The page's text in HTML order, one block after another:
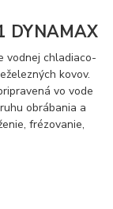
DYNAMAX
vodnej chladiaco-
kovov.
vo vode
obrábania a
frézovanie,